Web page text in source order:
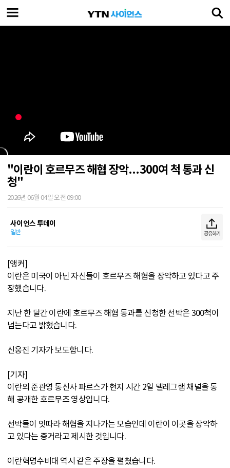
"이란이 호르무즈 해협 장악...300여 척 통과 신
청"
2026년 06월 04일 오전 09:00
사이언스 투데이
일반 공유하기
[앵커]
이란은 미국이 아닌 자신들이 호르무즈 해협을 장악하고 있다고 주
장했습니다.
지난 한 달간 이란에 호르무즈 해협 통과를 신청한 선박은 300척이
넘는다고 밝혔습니다.
신웅진 기자가 보도합니다.
[기자]
이란의 준관영 통신사 파르스가 현지 시간 2일 텔레그램 채널을 통
해 공개한 호르무즈 영상입니다.
선박들이 잇따라 해협을 지나가는 모습인데 이란이 이곳을 장악하
고 있다는 증거라고 제시한 것입니다.
이란혁명수비대 역시 같은 주장을 펼쳤습니다.